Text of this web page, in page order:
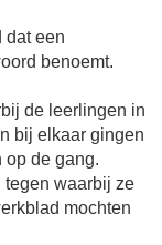
dat een
benoemt.
de leerlingen in
bij elkaar gingen
op de gang.
waarbij ze
mochten